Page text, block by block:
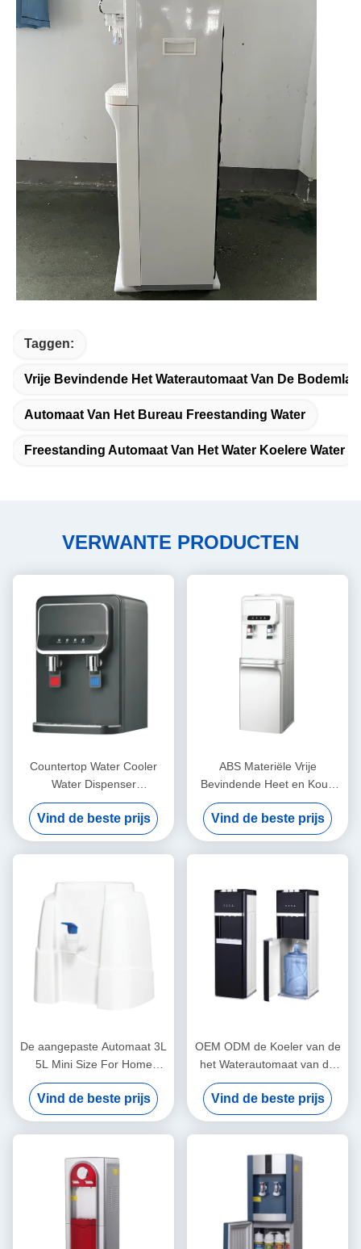
Taggen:
Vrije Bevindende Het Waterautomaat Van De
Automaat Van Het Bureau Freestanding Water
Freestanding Automaat Van Het Water Koelere Water
VERWANTE PRODUCTEN
Countertop Water Cooler
Water Dispenser
Compressor CoolingWater
Dispenser met instelbare
watertemperatuur, koud
water en warm water
Dispenser, Water Dispenser
Vind de beste prijs
ABS Materiële Vrije
Bevindende Heet en Koud
Waterautomaat voor
Hotelhuishouden
Vind de beste prijs
De aangepaste Automaat 3L
5L Mini Size For Home
Office van het Water Koelere
Water
Vind de beste prijs
OEM ODM de Koeler van de
het Waterautomaat van de
Bodemlading met
Compressor Koelfles
Vind de beste prijs